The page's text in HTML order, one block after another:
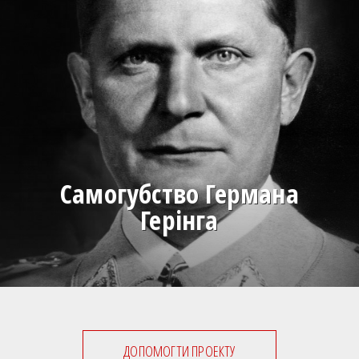
Самогубство Германа
Герінга
ДОПОМОГТИ ПРОЕКТУ